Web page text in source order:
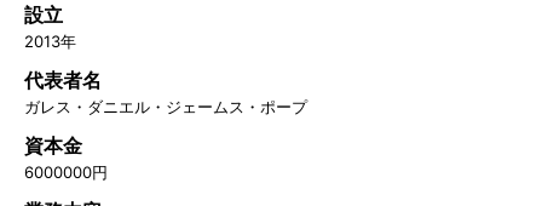
設立
2013年
代表者名
ガレス・ダニエル・ジェームス・ポープ
資本金
6000000円